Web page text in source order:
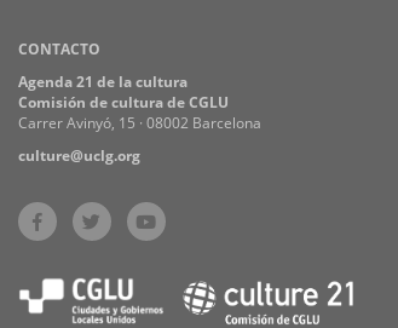
CONTACTO
Agenda 21 de la cultura
Comisión de cultura de CGLU
Carrer Avinyó, 15 · 08002 Barcelona
culture@uclg.org